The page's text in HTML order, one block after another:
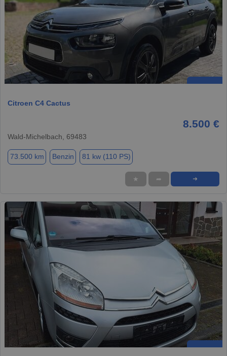
Citroen C4 Cactus
8.500 €
Wald-Michelbach, 69483
73.500 km Benzin 81 kw (110 PS)
★ ➦ ➜